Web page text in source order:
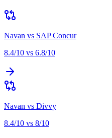
Navan vs SAP Concur
8.4/10 vs 6.8/10
Navan vs Divvy
8.4/10 vs 8/10